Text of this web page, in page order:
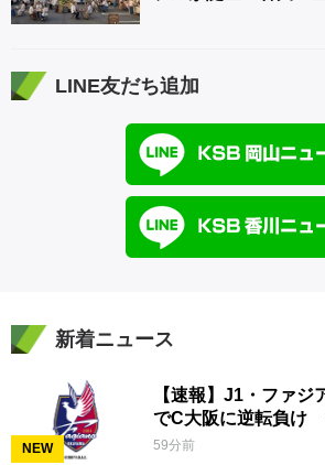
LINE友だち追加
新着ニュース
NEW
【速報】J1・ファ
でC大阪に逆転負け
59分前